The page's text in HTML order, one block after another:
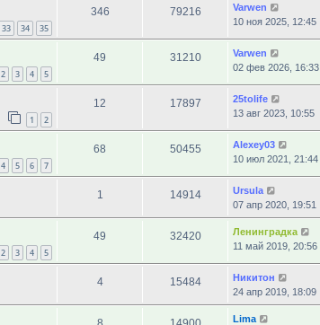
33 34 35
346 79216
Varwen
10 ноя 2025, 12:45
2 3 4 5
49 31210
Varwen
02 фев 2026, 16:33
1 2
12 17897
25tolife
13 авг 2023, 10:55
4 5 6 7
68 50455
Alexey03
10 июл 2021, 21:44
1 14914
Ursula
07 апр 2020, 19:51
2 3 4 5
49 32420
Ленинградка
11 май 2019, 20:56
4 15484
Никитон
24 апр 2019, 18:09
Lima